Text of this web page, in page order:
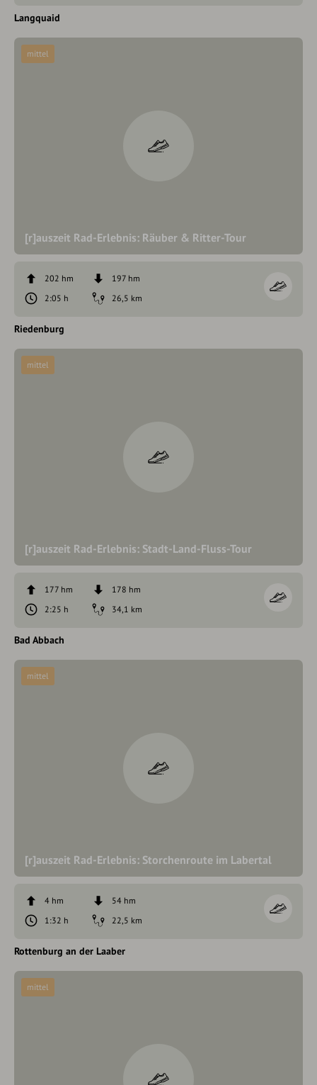
Langquaid
[r]auszeit Rad-Erlebnis: Räuber & Ritter-Tour
mittel
202 hm
197 hm
2:05 h
26,5 km
Riedenburg
[r]auszeit Rad-Erlebnis: Stadt-Land-Fluss-Tour
mittel
177 hm
178 hm
2:25 h
34,1 km
Bad Abbach
[r]auszeit Rad-Erlebnis: Storchenroute im Labertal
mittel
4 hm
54 hm
1:32 h
22,5 km
Rottenburg an der Laaber
mittel